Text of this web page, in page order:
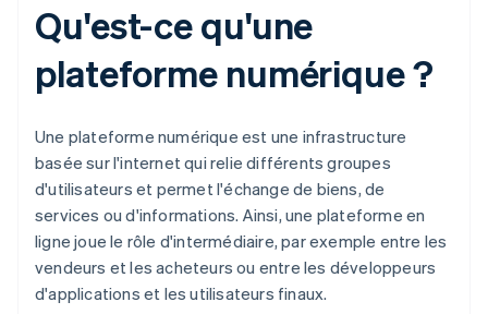
Qu'est-ce qu'une
plateforme numérique ?
Une plateforme numérique est une infrastructure
basée sur l'internet qui relie différents groupes
d'utilisateurs et permet l'échange de biens, de
services ou d'informations. Ainsi, une plateforme en
ligne joue le rôle d'intermédiaire, par exemple entre les
vendeurs et les acheteurs ou entre les développeurs
d'applications et les utilisateurs finaux.